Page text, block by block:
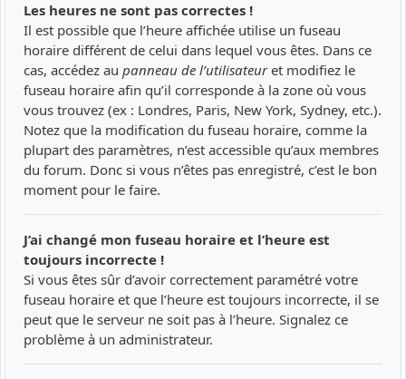
Les heures ne sont pas correctes !
Il est possible que l’heure affichée utilise un fuseau
horaire différent de celui dans lequel vous êtes. Dans ce
cas, accédez au panneau de l’utilisateuret modifiez le
fuseau horaire afin qu’il corresponde à la zone où vous
vous trouvez (ex : Londres, Paris, New York, Sydney, etc.).
Notez que la modification du fuseau horaire, comme la
plupart des paramètres, n’est accessible qu’aux membres
du forum. Donc si vous n’êtes pas enregistré, c’est le bon
moment pour le faire.
J’ai changé mon fuseau horaire et l’heure est
toujours incorrecte !
Si vous êtes sûr d’avoir correctement paramétré votre
fuseau horaire et que l’heure est toujours incorrecte, il se
peut que le serveur ne soit pas à l’heure. Signalez ce
problème à un administrateur.